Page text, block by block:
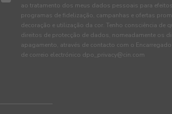
ao tratamento dos meus dados pessoais para
programas de fidelização, campanhas e ofertas
decoração e utilização da cor. Tenho consciência de
direitos de protecção de dados, nomeadamente os
apagamento, através de contacto com o
de correio electrónico dpo_privacy@cin.com